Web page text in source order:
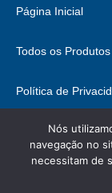
Página Inicial
Todos os Produtos
Política de
Fale Conosco
© 2026 Brasil Hobbies -
Nós
navegação no
necessitam de